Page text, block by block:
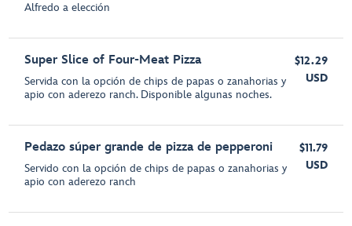
Alfredo a elección
Super Slice of Four-Meat Pizza
Servida con la opción de chips de papas o zanahorias y
apio con aderezo ranch. Disponible algunas noches.
$12.29
USD
Pedazo súper grande de pizza de pepperoni
Servido con la opción de chips de papas o zanahorias y
apio con aderezo ranch
$11.79
USD